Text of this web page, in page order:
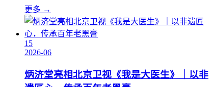
更多 →
15
2026-06
炳济堂亮相北京卫视《我是大医生》｜以非